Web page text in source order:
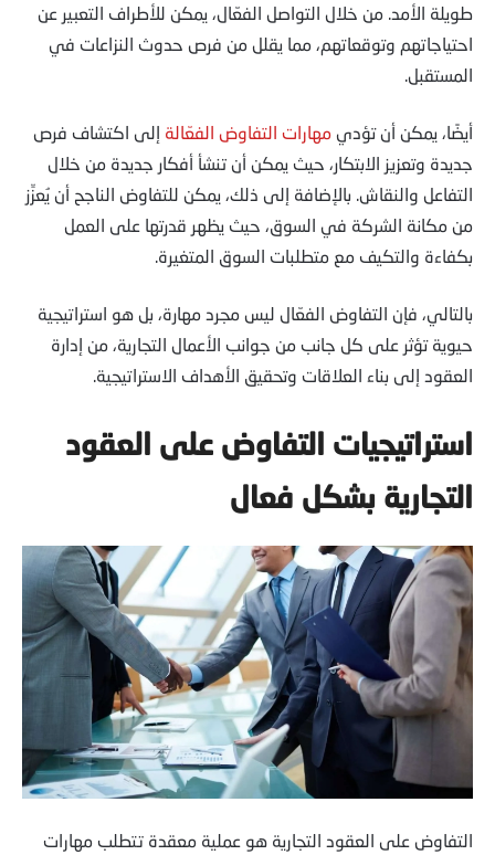
طويلة الأمد. من خلال التواصل الفعّال، يمكن للأطراف التعبير عن
احتياجاتهم وتوقعاتهم، مما يقلل من فرص حدوث النزاعات في
المستقبل.
أيضًا، يمكن أن تؤدي مهارات التفاوض الفعّالة إلى اكتشاف فرص
جديدة وتعزيز الابتكار، حيث يمكن أن تنشأ أفكار جديدة من خلال
التفاعل والنقاش. بالإضافة إلى ذلك، يمكن للتفاوض الناجح أن يُعزِّز
من مكانة الشركة في السوق، حيث يظهر قدرتها على العمل
بكفاءة والتكيف مع متطلبات السوق المتغيرة.
بالتالي، فإن التفاوض الفعّال ليس مجرد مهارة، بل هو استراتيجية
حيوية تؤثر على كل جانب من جوانب الأعمال التجارية، من إدارة
العقود إلى بناء العلاقات وتحقيق الأهداف الاستراتيجية.
استراتيجيات التفاوض على العقود
التجارية بشكل فعال
التفاوض على العقود التجارية هو عملية معقدة تتطلب مهارات